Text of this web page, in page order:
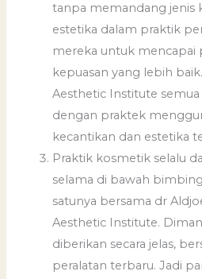
tanpa memandang jenis
estetika dalam praktik
mereka untuk mencapai
kepuasan yang lebih
Aesthetic Institute
dengan praktek
kecantikan dan estetika
Praktik kosmetik selalu
selama di bawah
satunya bersama dr
Aesthetic Institute.
diberikan secara jelas,
peralatan terbaru. Jadi